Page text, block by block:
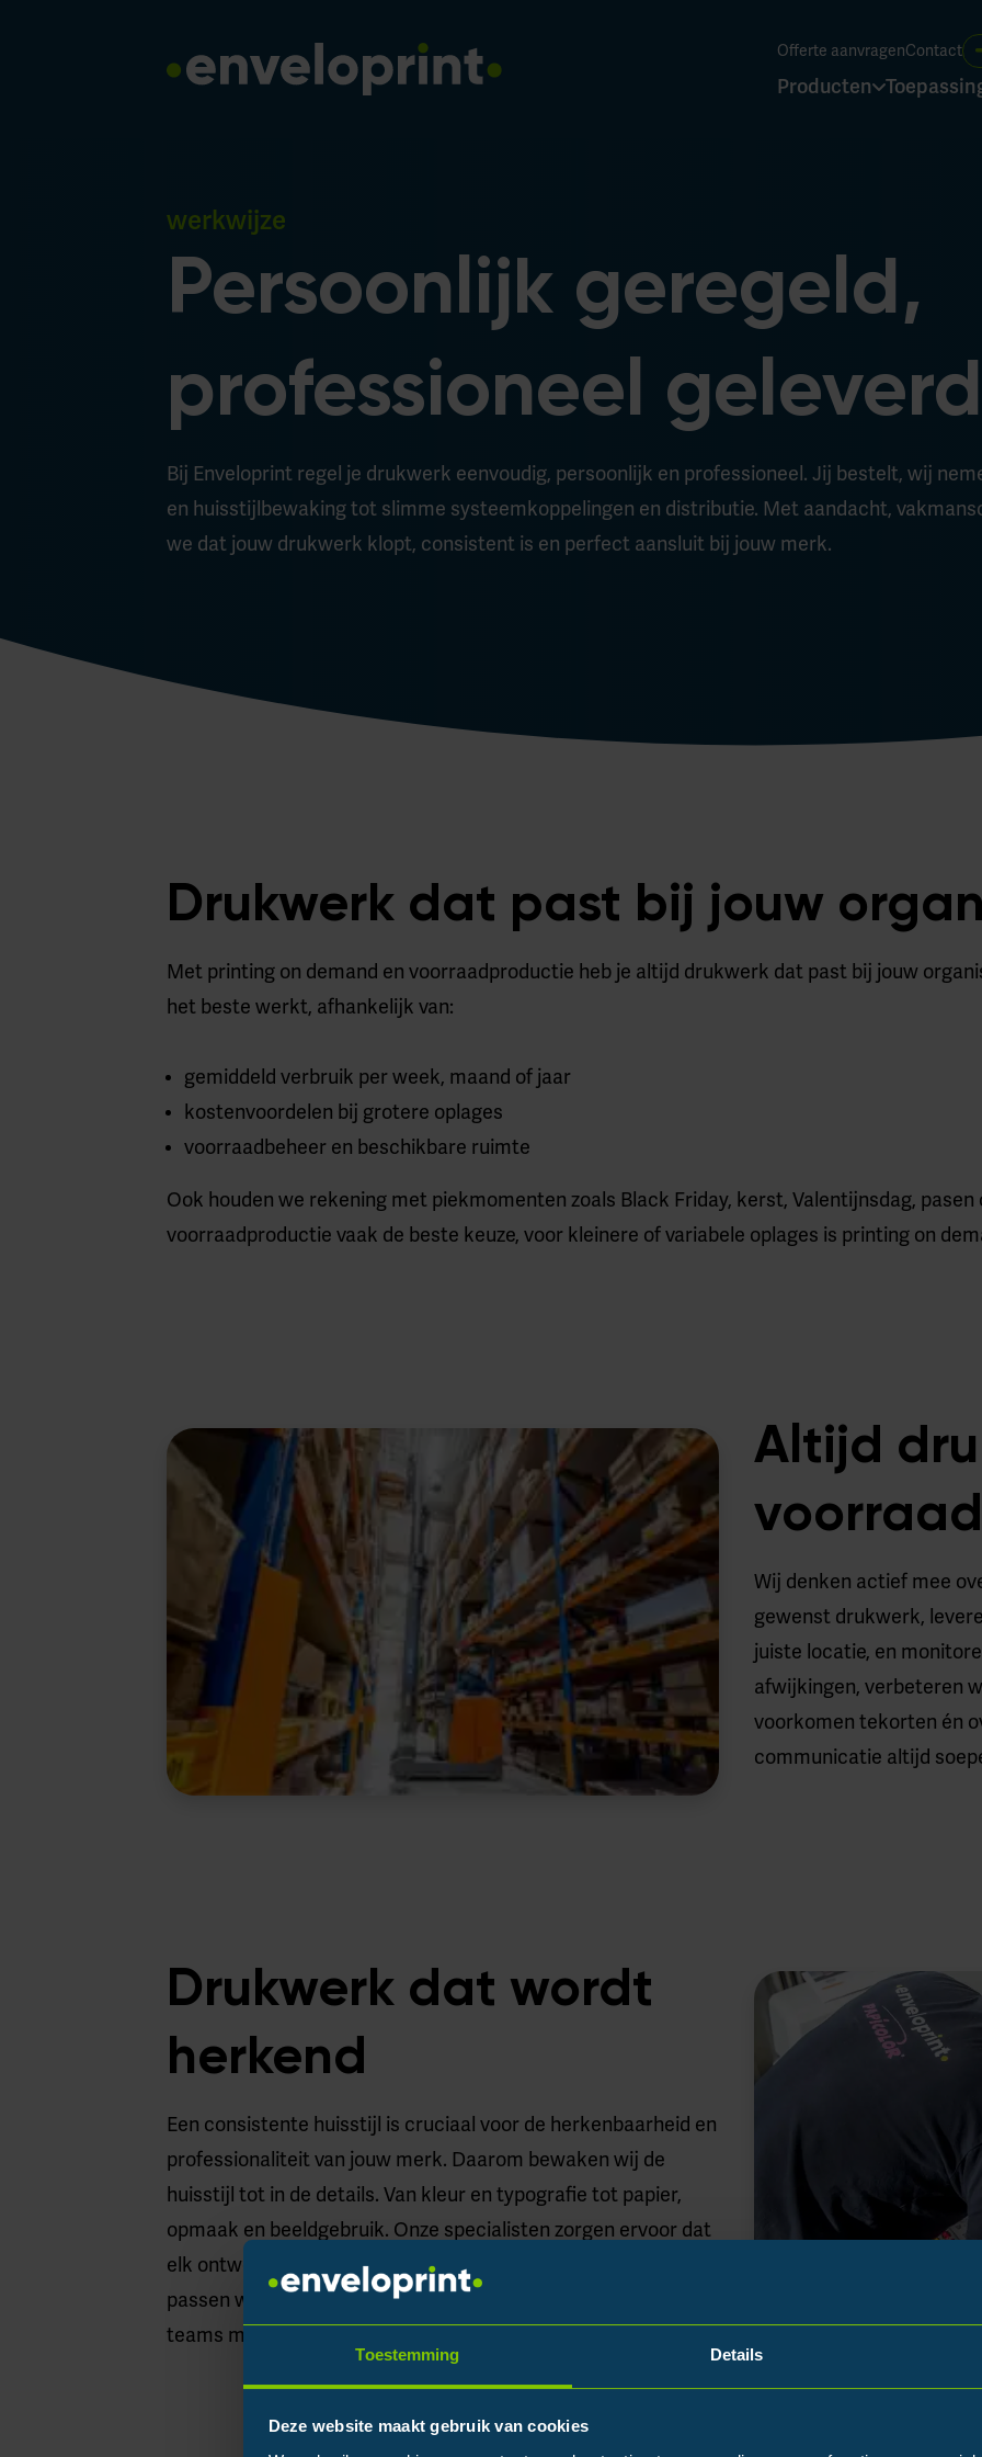
Toestemming Details
Deze website maakt gebruik van cookies
Offerte aanvragenContact
Producten
werkwijze
Persoonlijk geregeld,
professioneel geleverd
Bij Enveloprint regel je drukwerk eenvoudig, persoonlijk en professioneel. Jij bestelt, wij
en huisstijlbewaking tot slimme systeemkoppelingen en distributie. Met aandacht,
we dat jouw drukwerk klopt, consistent is en perfect aansluit bij jouw merk.
Drukwerk dat past bij jouw
Met printing on demand en voorraadproductie heb je altijd drukwerk dat past bij jouw
het beste werkt, afhankelijk van:
gemiddeld verbruik per week, maand of jaar
kostenvoordelen bij grotere oplages
voorraadbeheer en beschikbare ruimte
Ook houden we rekening met piekmomenten zoals Black Friday, kerst, Valentijnsdag,
voorraadproductie vaak de beste keuze, voor kleinere of variabele oplages is printing on
Altijd
voorraad
Wij denken actief mee
gewenst drukwerk,
juiste locatie, en
afwijkingen, verbeteren
voorkomen tekorten én
communicatie altijd
Drukwerk dat wordt
herkend
Een consistente huisstijl is cruciaal voor de herkenbaarheid en
professionaliteit van jouw merk. Daarom bewaken wij de
huisstijl tot in de details. Van kleur en typografie tot papier,
opmaak en beeldgebruik. Onze specialisten zorgen ervoor dat
elk ontwerp technisch klopt. Is er een huisstijlwijziging? Dan
passen wij alle templates direct aan. Hierdoor werken al je
teams met dezelfde professionele materialen.